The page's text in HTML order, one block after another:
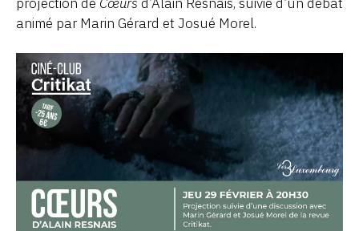
animé par Marin Gérard et Josué Morel.